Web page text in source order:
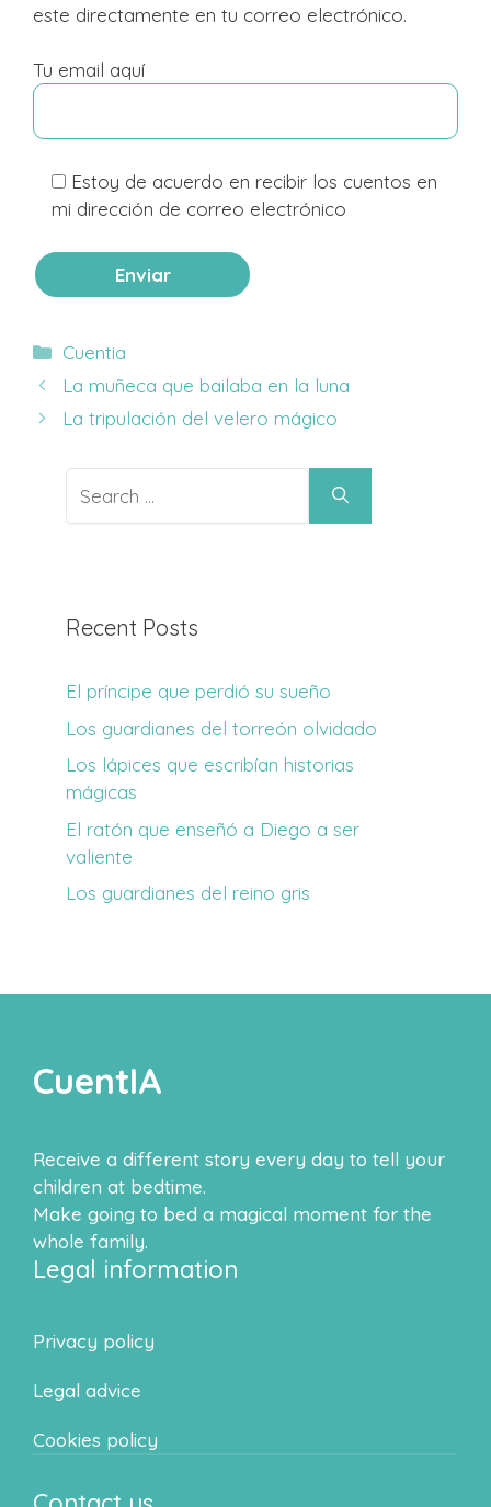
este directamente en tu correo electrónico.
Tu email aquí
Estoy de acuerdo en recibir los cuentos en
mi dirección de correo electrónico
Categories
Cuentia
La muñeca que bailaba en la luna
La tripulación del velero mágico
for:
Recent Posts
El príncipe que perdió su sueño
Los guardianes del torreón olvidado
Los lápices que escribían historias
mágicas
El ratón que enseñó a Diego a ser
valiente
Los guardianes del reino gris
CuentIA
Receive a different story every day to tell your
children at bedtime.
Make going to bed a magical moment for the
whole family.
Legal information
Privacy policy
Legal advice
Cookies policy